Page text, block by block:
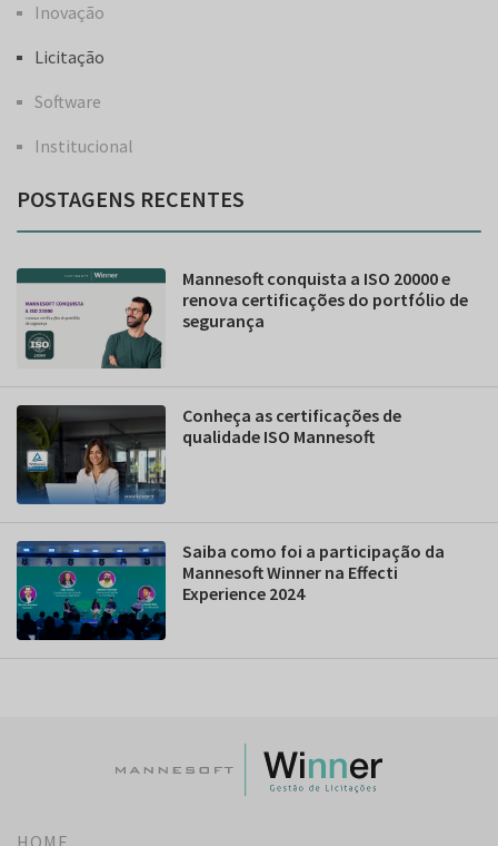
Inovação
Licitação
Software
Institucional
POSTAGENS RECENTES
Mannesoft conquista a ISO 20000 e
renova certificações do portfólio de
segurança
Conheça as certificações de
qualidade ISO Mannesoft
Saiba como foi a participação da
Mannesoft Winner na Effecti
Experience 2024
HOME